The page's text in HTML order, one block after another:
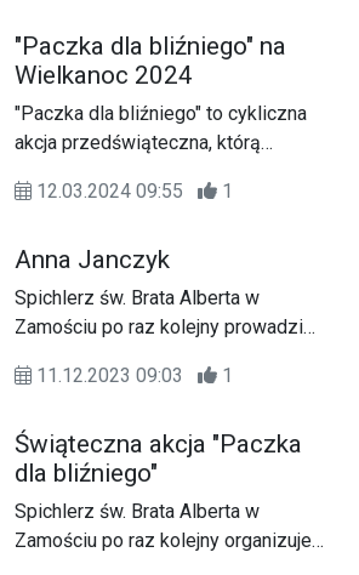
"Paczka dla bliźniego" na
Wielkanoc 2024
"Paczka dla bliźniego" to cykliczna
akcja przedświąteczna, którą
Zamościu.
12.03.2024 09:55 1
Anna Janczyk
Spichlerz św. Brata Alberta w
Zamościu po raz kolejny prowadzi
bliźniego".
11.12.2023 09:03 1
Świąteczna akcja "Paczka
dla bliźniego"
Spichlerz św. Brata Alberta w
Zamościu po raz kolejny organizuje